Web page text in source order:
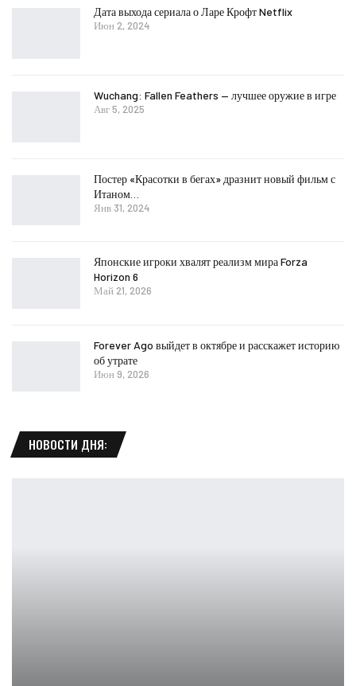
Дата выхода сериала о Ларе Крофт Netflix
Июн 2, 2024
Wuchang: Fallen Feathers — лучшее оружие в игре
Авг 5, 2025
Постер «Красотки в бегах» дразнит новый фильм с
Итаном…
Янв 31, 2024
Японские игроки хвалят реализм мира Forza
Horizon 6
Май 21, 2026
Forever Ago выйдет в октябре и расскажет историю
об утрате
Июн 9, 2026
НОВОСТИ ДНЯ: